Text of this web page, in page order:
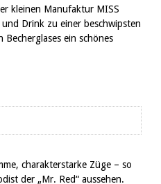
kleinen Manufaktur MISS
Drink zu einer beschwipsten
ein schönes
charakterstarke Züge – so
der „Mr. Red“ aussehen.